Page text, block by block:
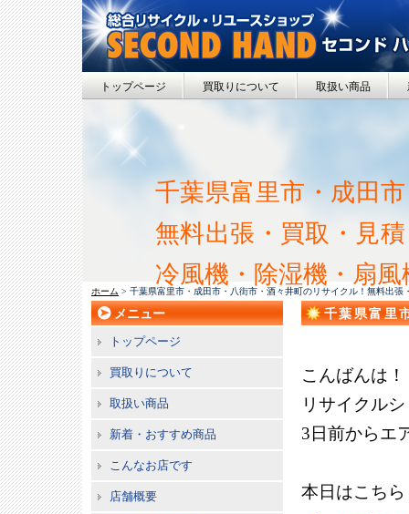
トップページ 買取りについて 取扱い商品
千葉県富里市・成田
無料出張・買取・見
冷風機・除湿機・扇
ホーム > 千葉県富里市・成田市・八街市・酒々井町のリサイクル！無料出
千葉県富里
こんばんは！
リサイクル
3日前からエ
本日はこちら
メニュー
トップページ
買取りについて
取扱い商品
新着・おすすめ商品
こんなお店です
店舗概要